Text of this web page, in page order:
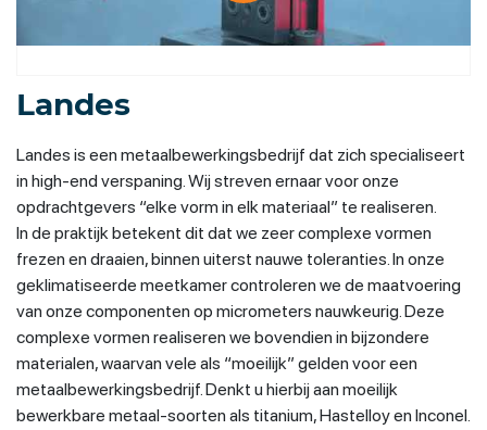
Landes
Landes is een metaalbewerkingsbedrijf dat zich specialiseert
in high-end verspaning. Wij streven ernaar voor onze
opdrachtgevers “elke vorm in elk materiaal” te realiseren.
In de praktijk betekent dit dat we zeer complexe vormen
frezen en draaien, binnen uiterst nauwe toleranties. In onze
geklimatiseerde meetkamer controleren we de maatvoering
van onze componenten op micrometers nauwkeurig. Deze
complexe vormen realiseren we bovendien in bijzondere
materialen, waarvan vele als “moeilijk” gelden voor een
metaalbewerkingsbedrijf. Denkt u hierbij aan moeilijk
bewerkbare metaal-soorten als titanium, Hastelloy en Inconel.